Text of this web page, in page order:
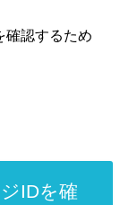
確認するため
IDを確